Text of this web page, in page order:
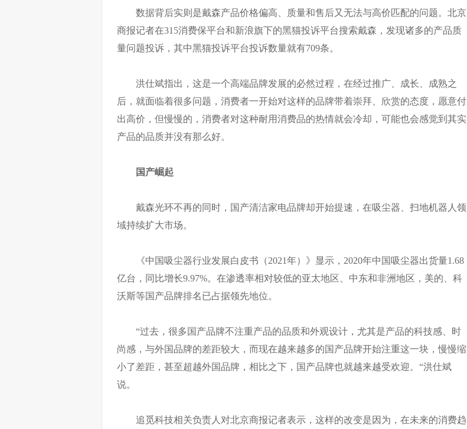
数据背后实则是戴森产品价格偏高、质量和售后又无法与高价匹配的问题。北京
商报记者在315消费保平台和新浪旗下的黑猫投诉平台搜索戴森，发现诸多的产品质
量问题投诉，其中黑猫投诉平台投诉数量就有709条。
洪仕斌指出，这是一个高端品牌发展的必然过程，在经过推广、成长、成熟之
后，就面临着很多问题，消费者一开始对这样的品牌带着崇拜、欣赏的态度，愿意付
出高价，但慢慢的，消费者对这种耐用消费品的热情就会冷却，可能也会感觉到其实
产品的品质并没有那么好。
国产崛起
戴森光环不再的同时，国产清洁家电品牌却开始提速，在吸尘器、扫地机器人领
域持续扩大市场。
《中国吸尘器行业发展白皮书（2021年）》显示，2020年中国吸尘器出货量1.68
亿台，同比增长9.97%。在渗透率相对较低的亚太地区、中东和非洲地区，美的、科
沃斯等国产品牌排名已占据领先地位。
“过去，很多国产品牌不注重产品的品质和外观设计，尤其是产品的科技感、时
尚感，与外国品牌的差距较大，而现在越来越多的国产品牌开始注重这一块，慢慢缩
小了差距，甚至超越外国品牌，相比之下，国产品牌也就越来越受欢迎。“洪仕斌
说。
追觅科技相关负责人对北京商报记者表示，这样的改变是因为，在未来的消费趋